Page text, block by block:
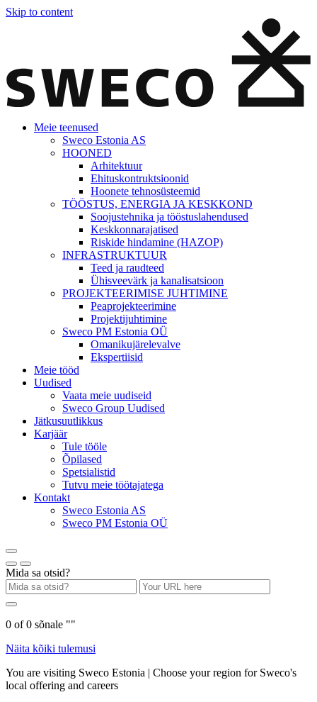
Skip to content
Meie teenused
Sweco Estonia AS
HOONED
Arhitektuur
Ehituskontruktsioonid
Hoonete tehnosüsteemid
TÖÖSTUS, ENERGIA JA KESKKOND
Soojustehnika ja tööstuslahendused
Keskkonnarajatised
Riskide hindamine (HAZOP)
INFRASTRUKTUUR
Teed ja raudteed
Ühisveevärk ja kanalisatsioon
PROJEKTEERIMISE JUHTIMINE
Peaprojekteerimine
Projektijuhtimine
Sweco PM Estonia OÜ
Omanikujärelevalve
Ekspertiisid
Meie tööd
Uudised
Vaata meie uudiseid
Sweco Group Uudised
Jätkusuutlikkus
Karjäär
Tule tööle
Õpilased
Spetsialistid
Tutvu meie töötajatega
Kontakt
Sweco Estonia AS
Sweco PM Estonia OÜ
Mida sa otsid?
0 of0 sõnale ""
Näita kõiki tulemusi
You are visiting Sweco Estonia | Choose your region for Sweco's
local offering and careers